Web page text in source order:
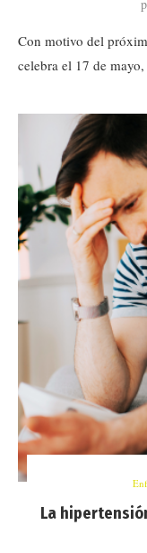
Con motivo del
celebra el 17 de
La